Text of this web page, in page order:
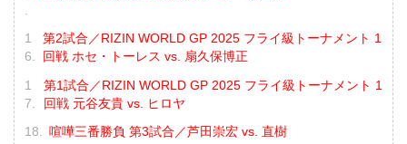
第2試合／RIZIN WORLD GP 2025 フライ級トーナメント 1
回戦 ホセ・トーレス vs. 扇久保博正
第1試合／RIZIN WORLD GP 2025 フライ級トーナメント 1
回戦 元谷友貴 vs. ヒロヤ
喧嘩三番勝負 第3試合／芦田崇宏 vs. 直樹